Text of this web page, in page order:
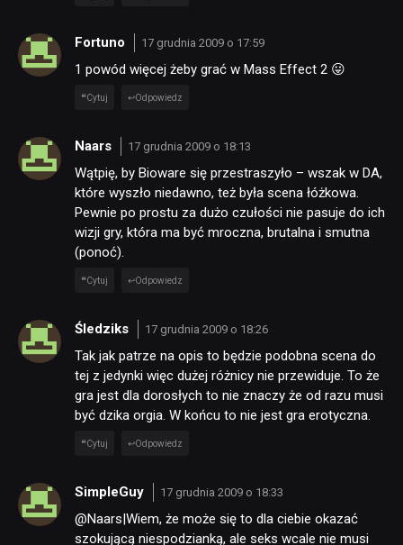
NEWSY
Fortuno 17 grudnia 2009 o 17:59
1 powód więcej żeby grać w Mass Effect 2 😛
Cytuj Odpowiedz
Naars 17 grudnia 2009 o 18:13
Wątpię, by Bioware się przestraszyło – wszak w DA,
które wyszło niedawno, też była scena łóżkowa.
Pewnie po prostu za dużo czułości nie pasuje do ich
wizji gry, która ma być mroczna, brutalna i smutna
(ponoć).
Cytuj Odpowiedz
Śledziks 17 grudnia 2009 o 18:26
Tak jak patrze na opis to będzie podobna scena do
tej z jedynki więc dużej różnicy nie przewiduje. To że
gra jest dla dorosłych to nie znaczy że od razu musi
być dzika orgia. W końcu to nie jest gra erotyczna.
Cytuj Odpowiedz
SimpleGuy 17 grudnia 2009 o 18:33
@Naars|Wiem, że może się to dla ciebie okazać
szokującą niespodzianką, ale seks wcale nie musi